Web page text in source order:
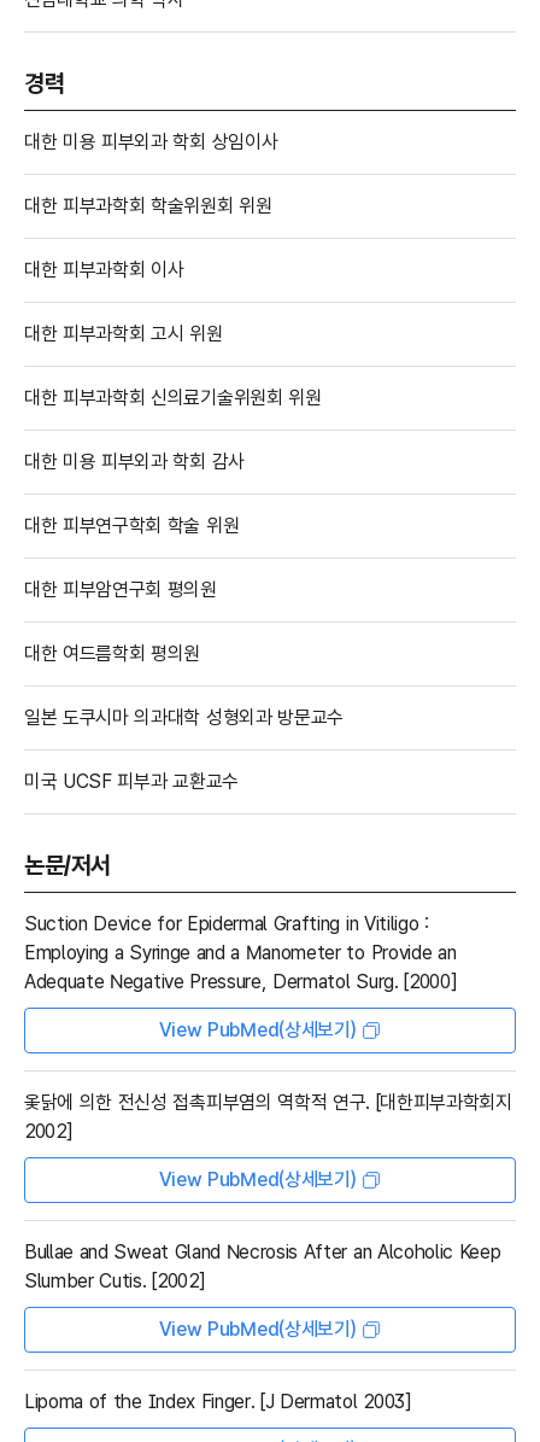
경력
대한 미용 피부외과 학회 상임이사
대한 피부과학회 학술위원회 위원
대한 피부과학회 이사
대한 피부과학회 고시 위원
대한 피부과학회 신의료기술위원회 위원
대한 미용 피부외과 학회 감사
대한 피부연구학회 학술 위원
대한 피부암연구회 평의원
대한 여드름학회 평의원
일본 도쿠시마 의과대학 성형외과 방문교수
미국 UCSF 피부과 교환교수
논문/저서
Suction Device for Epidermal Grafting in Vitiligo :
Employing a Syringe and a Manometer to Provide an
Adequate Negative Pressure, Dermatol Surg. [2000]
View PubMed(상세보기)
옻닭에 의한 전신성 접촉피부염의 역학적 연구. [대한피부과학회지
2002]
View PubMed(상세보기)
Bullae and Sweat Gland Necrosis After an Alcoholic Keep
Slumber Cutis. [2002]
View PubMed(상세보기)
Lipoma of the Index Finger. [J Dermatol 2003]